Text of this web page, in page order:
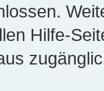
Hilfe-